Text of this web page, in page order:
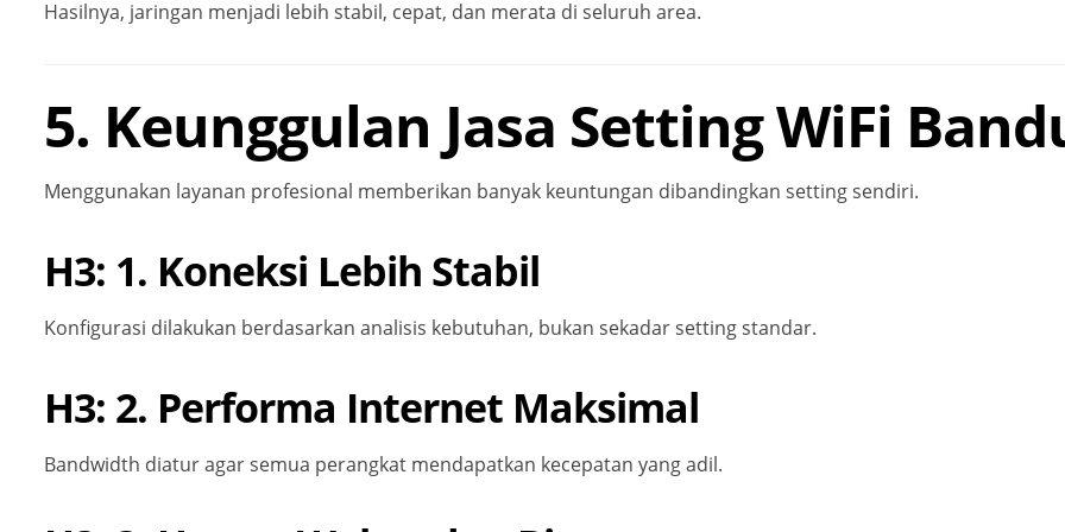
Hasilnya, jaringan menjadi lebih stabil, cepat, dan merata di seluruh area.
5. Keunggulan Jasa Setting WiFi
Menggunakan layanan profesional memberikan banyak keuntungan dibandingkan setting sendiri.
H3: 1. Koneksi Lebih Stabil
Konfigurasi dilakukan berdasarkan analisis kebutuhan, bukan sekadar setting standar.
H3: 2. Performa Internet Maksimal
Bandwidth diatur agar semua perangkat mendapatkan kecepatan yang adil.